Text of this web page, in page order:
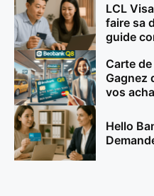
LCL
faire sa
guide
Carte
Gagnez
vos
Hello